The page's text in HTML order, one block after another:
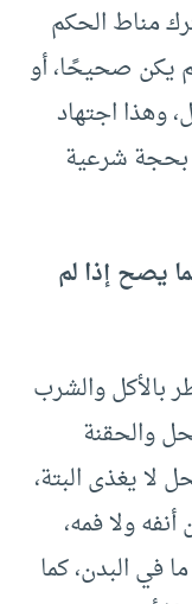
مناط الحكم
يكن صحيحًا، أو
وهذا اجتهاد
بحجة شرعية
يصح إذا لم
بالأكل والشرب
والحقنة
لا يغذى البتة،
ولا فمه،
في البدن، كما